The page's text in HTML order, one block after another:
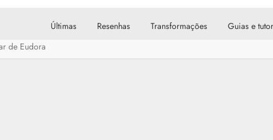
Últimas Resenhas Transformações Guias e
de Eudora